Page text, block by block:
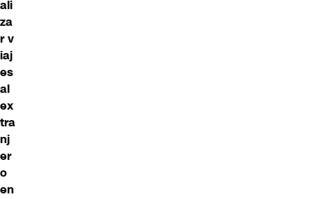
ali
za
r v
iaj
es
al
ex
tra
nj
er
o
en